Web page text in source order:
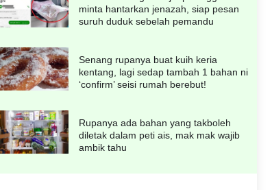
minta hantarkan jenazah, siap pesan
suruh duduk sebelah pemandu
Senang rupanya buat kuih keria
kentang, lagi sedap tambah 1 bahan ni
‘confirm’ seisi rumah berebut!
Rupanya ada bahan yang takboleh
diletak dalam peti ais, mak mak wajib
ambik tahu